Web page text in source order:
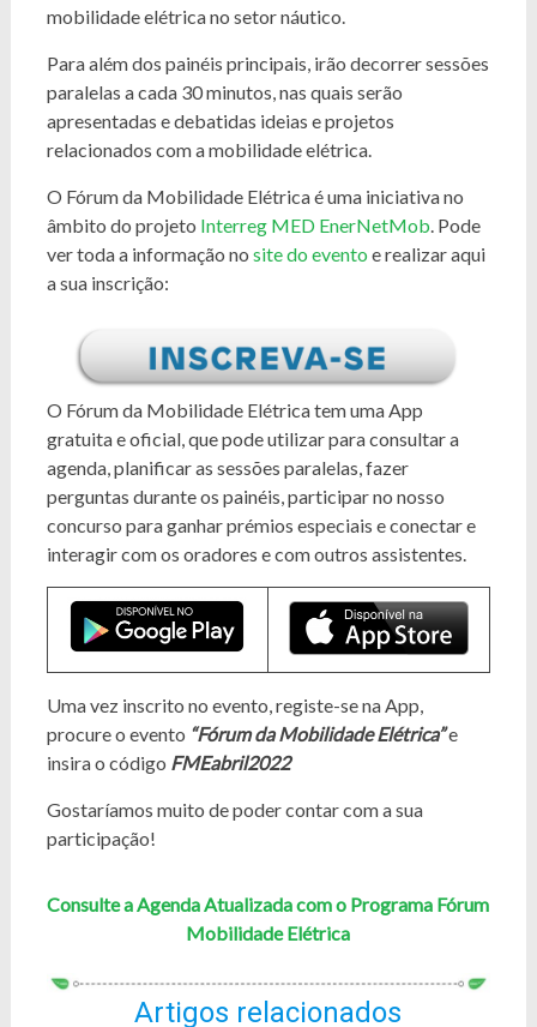
mobilidade elétrica no setor náutico.
Para além dos painéis principais, irão decorrer sessões
paralelas a cada 30 minutos, nas quais serão
apresentadas e debatidas ideias e projetos
relacionados com a mobilidade elétrica.
O Fórum da Mobilidade Elétrica é uma iniciativa no
âmbito do projeto Interreg MED EnerNetMob. Pode
ver toda a informação no site do evento e realizar aqui
a sua inscrição:
O Fórum da Mobilidade Elétrica tem uma App
gratuita e oficial, que pode utilizar para consultar a
agenda, planificar as sessões paralelas, fazer
perguntas durante os painéis, participar no nosso
concurso para ganhar prémios especiais e conectar e
interagir com os oradores e com outros assistentes.
Uma vez inscrito no evento, registe-se na App,
procure o evento “Fórum da Mobilidade Elétrica”e
insira o código FMEabril2022
Gostaríamos muito de poder contar com a sua
participação!
Consulte a Agenda Atualizada com o Programa Fórum
Mobilidade Elétrica
Artigos relacionados